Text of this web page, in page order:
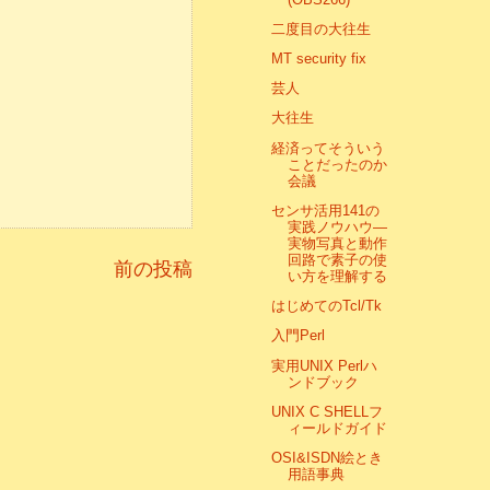
前の投稿
二度目の大往生
MT security fix
芸人
大往生
経済ってそういう
ことだったのか
会議
センサ活用141の
実践ノウハウ―
実物写真と動作
回路で素子の使
い方を理解する
はじめてのTcl/Tk
入門Perl
実用UNIX Perlハ
ンドブック
UNIX C SHELLフ
ィールドガイド
OSI&ISDN絵とき
用語事典